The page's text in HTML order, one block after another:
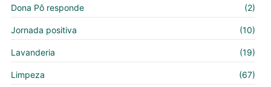
Dona Pô responde (2)
Jornada positiva (10)
Lavanderia (19)
Limpeza (67)